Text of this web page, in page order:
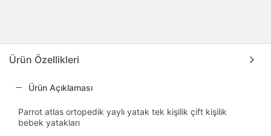
Ürün Özellikleri
Ürün Açıklaması
Parrot atlas ortopedik yaylı yatak tek kişilik çift kişilik
bebek yatakları